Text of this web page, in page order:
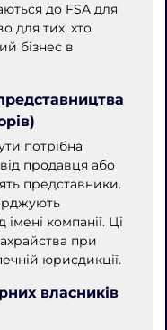
до FSA для
для тих, хто
бізнес в
потрібна
продавця або
представники.
компанії. Ці
при
юрисдикції.
власників